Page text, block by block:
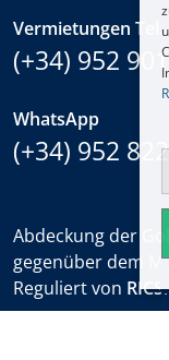
Vermietungen Tel.
(+34) 952
WhatsApp
(+34) 952
Abdeckung der
gegenüber dem
Reguliert von RICS.